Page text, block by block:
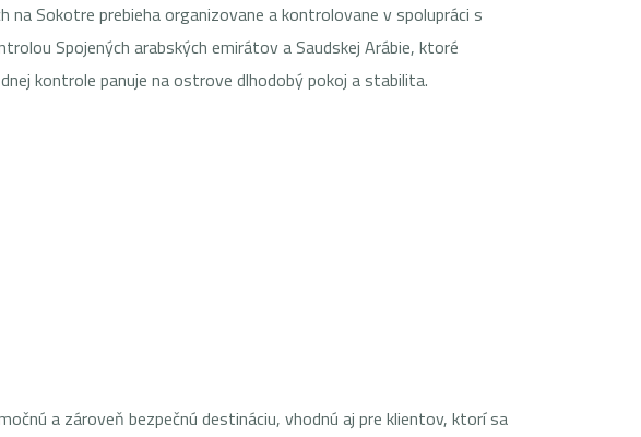
Sokotre prebieha organizovane a kontrolovane v spolupráci s
Spojených arabských emirátov a Saudskej Arábie, ktoré
kontrole panuje na ostrove dlhodobý pokoj a stabilita.
a zároveň bezpečnú destináciu, vhodnú aj pre klientov, ktorí sa